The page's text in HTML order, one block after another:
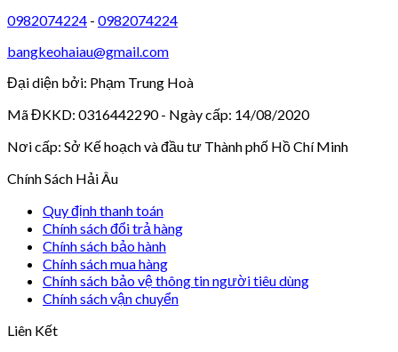
0982074224 - 0982074224
bangkeohaiau@gmail.com
Đại diện bởi: Phạm Trung Hoà
Mã ĐKKD: 0316442290 - Ngày cấp: 14/08/2020
Nơi cấp: Sở Kế hoạch và đầu tư Thành phố Hồ Chí Minh
Chính Sách Hải Âu
Quy định thanh toán
Chính sách đổi trả hàng
Chính sách bảo hành
Chính sách mua hàng
Chính sách bảo vệ thông tin người tiêu dùng
Chính sách vận chuyển
Liên Kết